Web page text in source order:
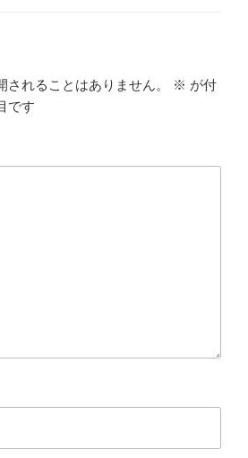
されることはありません。 ※ が付
です